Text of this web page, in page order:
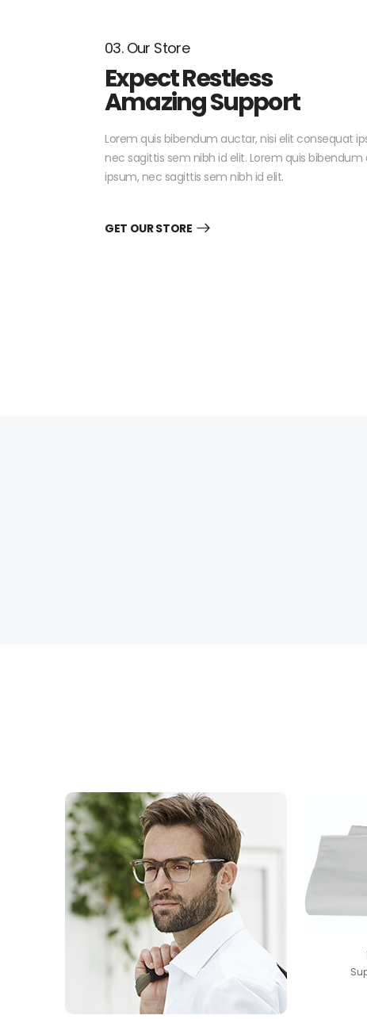
03. Our Store
Expect Restless
Amazing Support
Lorem quis bibendum auctar, nisi elit consequat
nec sagittis sem nibh id elit. Lorem quis
ipsum, nec sagittis sem nibh id elit.
GET OUR STORE